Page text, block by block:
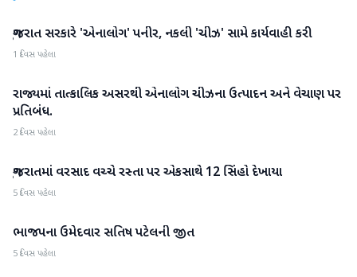
ગુજરાત ગુજરાત સરકારે 'એનાલોગ' પનીર, નકલી 'ચીઝ' સામે કાર્યવાહી કરી
1 દિવસ પહેલા
ગુજરાત
રાજ્યમાં તાત્કાલિક અસરથી એનાલોગ ચીઝના ઉત્પાદન અને વેચાણ પર
પ્રતિબંધ.
2 દિવસ પહેલા
ગુજરાત
ગુજરાતમાં વરસાદ વચ્ચે રસ્તા પર એકસાથે 12 સિંહો દેખાયા
5 દિવસ પહેલા
ગુજરાત
ભાજપના ઉમેદવાર સતિષ પટેલની જીત
5 દિવસ પહેલા